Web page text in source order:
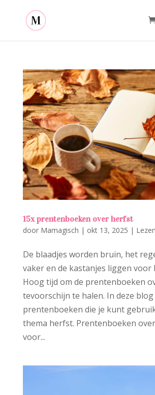
15x prentenboeken over herfst
door Mamagisch | okt 13, 2025 |
De blaadjes worden bruin, het
vaker en de kastanjes liggen voor
Hoog tijd om de prentenboeken
tevoorschijn te halen. In deze blog
prentenboeken die je kunt
thema herfst. Prentenboeken
voor...